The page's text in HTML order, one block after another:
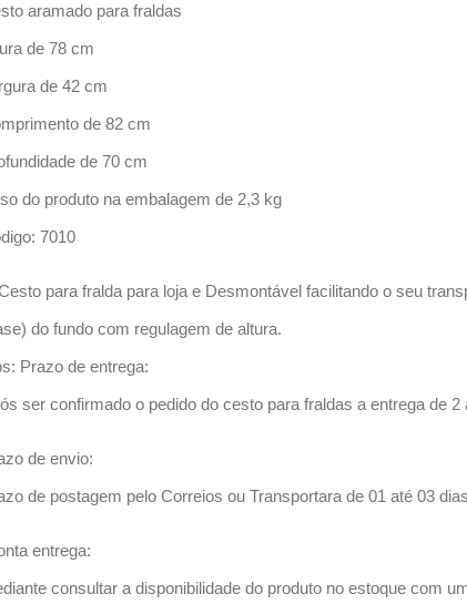
aramado para fraldas
de 78 cm
de 42 cm
de 82 cm
de 70 cm
do produto na embalagem de 2,3 kg
7010
para fralda para loja e Desmontável facilitando o seu
do fundo com regulagem de altura.
Prazo de entrega:
ser confirmado o pedido do cesto para fraldas a entrega de 2
de envio:
de postagem pelo Correios ou Transportara de 01 até 03
entrega:
consultar a disponibilidade do produto no estoque com